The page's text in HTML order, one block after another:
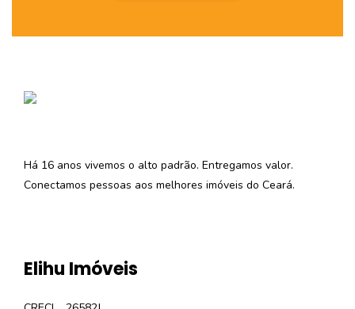
Há 16 anos vivemos o alto padrão. Entregamos valor.
Conectamos pessoas aos melhores imóveis do Ceará.
Elihu Imóveis